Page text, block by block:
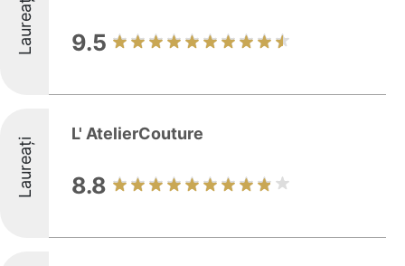
Laureați 9.5
Laureați
L' AtelierCouture
8.8